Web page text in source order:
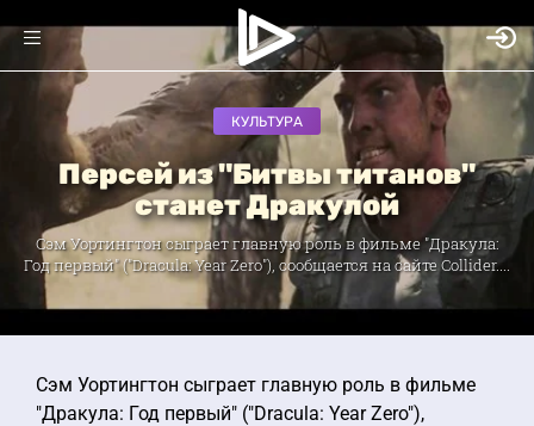
КУЛЬТУРА
Персей из "Битвы титанов"
станет Дракулой
Сэм Уортингтон сыграет главную роль в фильме "Дракула:
Год первый" ("Dracula: Year Zero"), сообщается на сайте Collider....
Сэм Уортингтон сыграет главную роль в фильме
"Дракула: Год первый" ("Dracula: Year Zero"),